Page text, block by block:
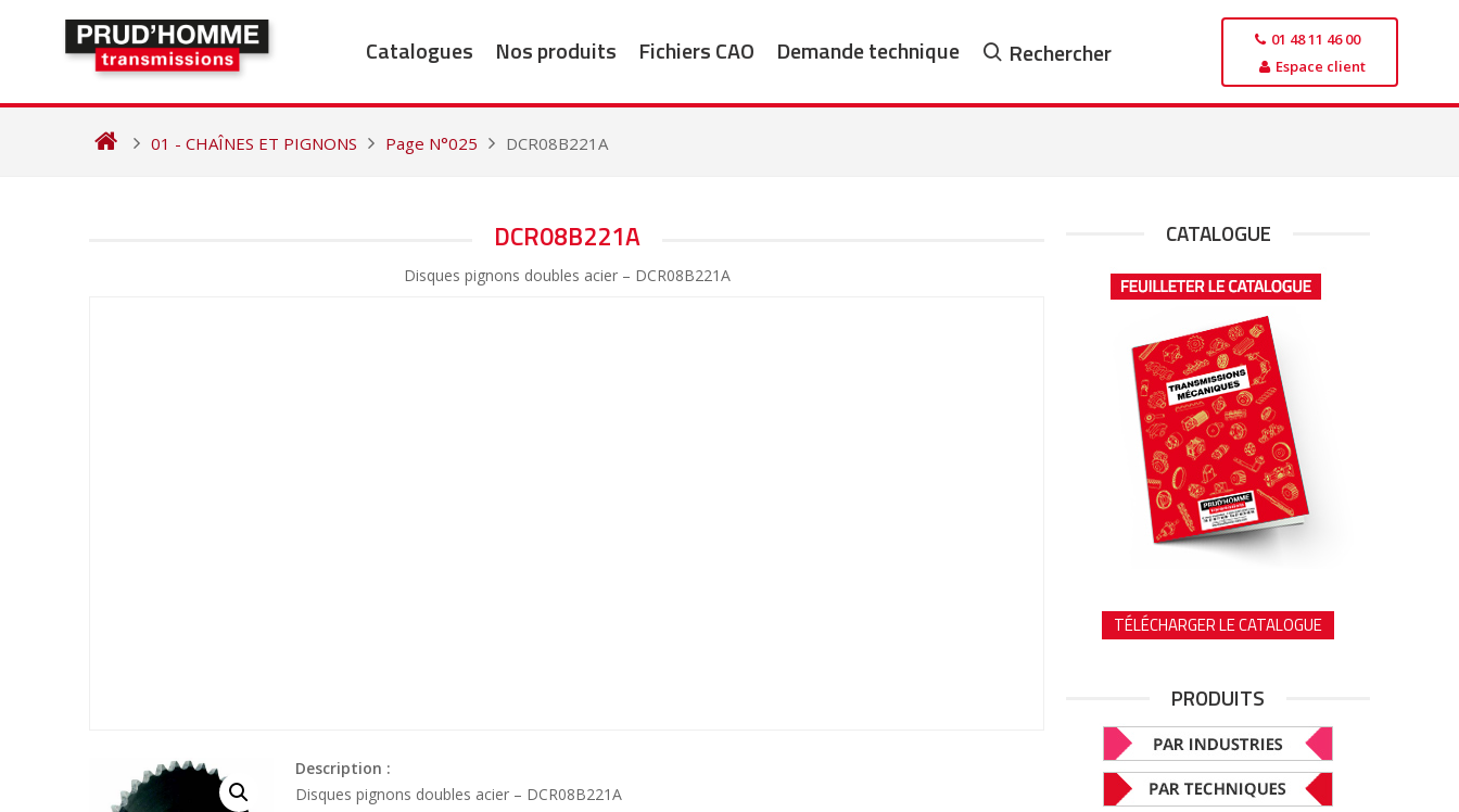
Catalogues Nos produits Fichiers CAO Demande technique Rechercher
01 48 11 46 00
Espace client
01 - CHAÎNES ET PIGNONS Page N°025 DCR08B221A
DCR08B221A
Disques pignons doubles acier – DCR08B221A
Description :
Disques pignons doubles acier – DCR08B221A
CATALOGUE
TÉLÉCHARGER LE CATALOGUE
PRODUITS